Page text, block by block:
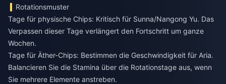
Rotationsmuster
Tage für physische Chips: Kritisch für Sunna/Nangong Yu. Das
Verpassen dieser Tage verlängert den Fortschritt um ganze
Wochen.
Tage für Äther-Chips: Bestimmen die Geschwindigkeit für Aria.
Balancieren Sie die Stamina über die Rotationstage aus, wenn
Sie mehrere Elemente anstreben.